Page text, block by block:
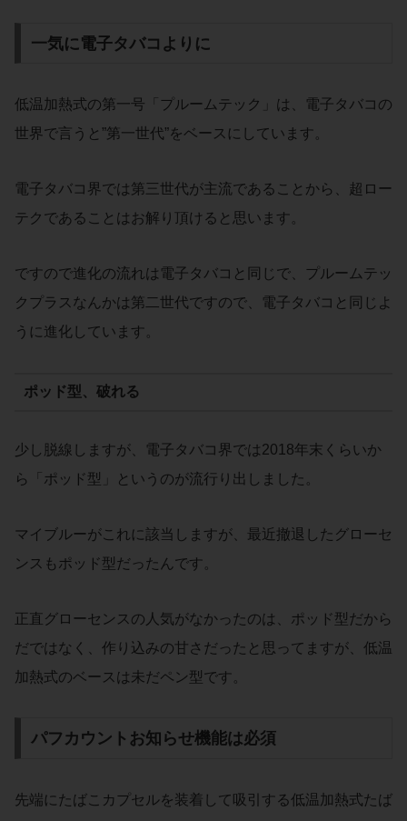
一気に電子タバコよりに
低温加熱式の第一号「プルームテック」は、電子タバコの
世界で言うと”第一世代”をベースにしています。
電子タバコ界では第三世代が主流であることから、超ロー
テクであることはお解り頂けると思います。
ですので進化の流れは電子タバコと同じで、プルームテッ
クプラスなんかは第二世代ですので、電子タバコと同じよ
うに進化しています。
ポッド型、破れる
少し脱線しますが、電子タバコ界では2018年末くらいか
ら「ポッド型」というのが流行り出しました。
マイブルーがこれに該当しますが、最近撤退したグローセ
ンスもポッド型だったんです。
正直グローセンスの人気がなかったのは、ポッド型だから
だではなく、作り込みの甘さだったと思ってますが、低温
加熱式のベースは未だペン型です。
パフカウントお知らせ機能は必須
先端にたばこカプセルを装着して吸引する低温加熱式たば